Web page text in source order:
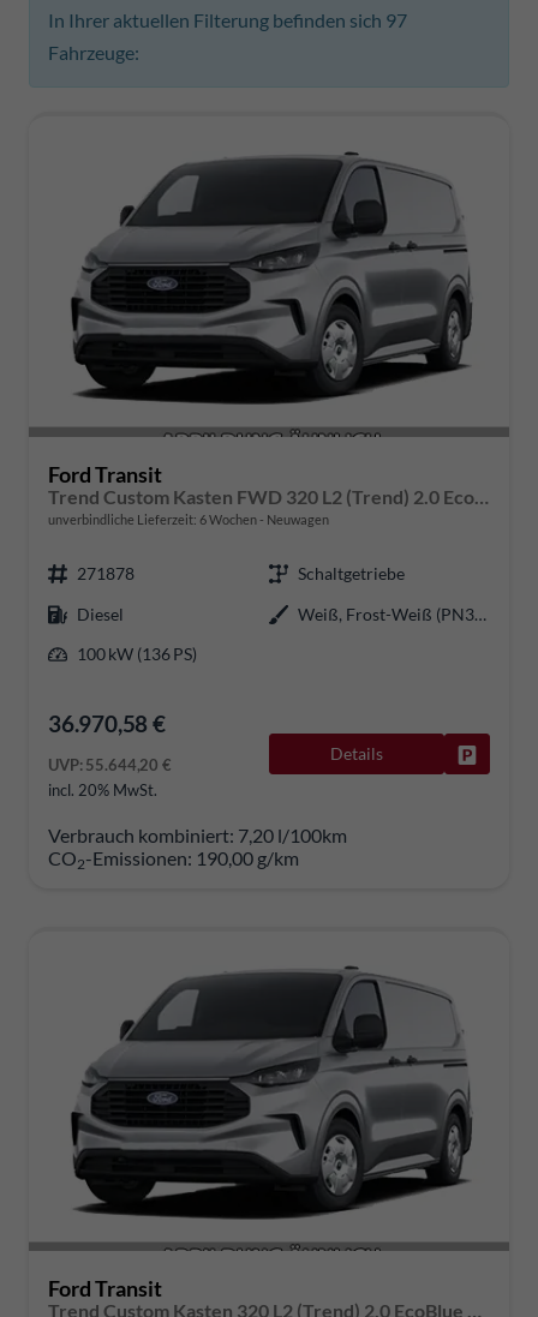
In Ihrer aktuellen Filterung befinden sich 97
Fahrzeuge:
Ford Transit
unverbindliche Lieferzeit: 6 Wochen Neuwagen
271878
Schaltgetriebe
Diesel
Weiß, Frost-Weiß (PN3GZ0)
100 kW (136 PS)
36.970,58 €
UVP:55.644,20 €
incl. 20% MwSt.
Details
Verbrauch kombiniert: 7,20 l/100km
CO2-Emissionen: 190,00 g/km
Ford Transit
Trend Custom Kasten 320 L2 (Trend) 2.0 EcoBlue 100kW (136 PS) 6-Gang Schaltgetriebe